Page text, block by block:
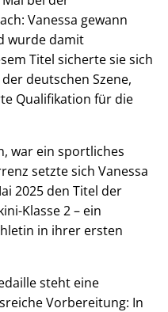
Vanessa gewann
wurde damit
Titel sicherte sie sich
deutschen Szene,
Qualifikation für die
war ein sportliches
setzte sich Vanessa
2025 den Titel der
Klasse 2 – ein
in ihrer ersten
steht eine
Vorbereitung: In